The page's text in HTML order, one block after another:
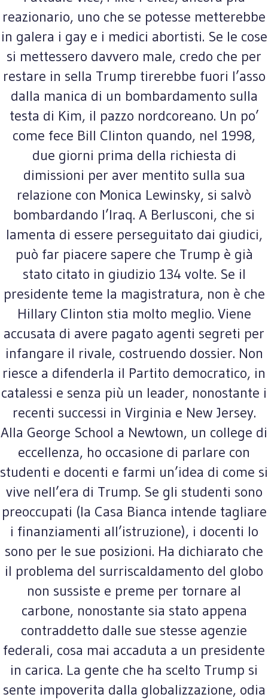
reazionario, uno che se potesse metterebbe
in galera i gay e i medici abortisti. Se le cose
si mettessero davvero male, credo che per
restare in sella Trump tirerebbe fuori l’asso
dalla manica di un bombardamento sulla
testa di Kim, il pazzo nordcoreano. Un po’
come fece Bill Clinton quando, nel 1998,
due giorni prima della richiesta di
dimissioni per aver mentito sulla sua
relazione con Monica Lewinsky, si salvò
bombardando l’Iraq. A Berlusconi, che si
lamenta di essere perseguitato dai giudici,
può far piacere sapere che Trump è già
stato citato in giudizio 134 volte. Se il
presidente teme la magistratura, non è che
Hillary Clinton stia molto meglio. Viene
accusata di avere pagato agenti segreti per
infangare il rivale, costruendo dossier. Non
riesce a difenderla il Partito democratico, in
catalessi e senza più un leader, nonostante i
recenti successi in Virginia e New Jersey.
Alla George School a Newtown, un college di
eccellenza, ho occasione di parlare con
studenti e docenti e farmi un’idea di come si
vive nell’era di Trump. Se gli studenti sono
preoccupati (la Casa Bianca intende tagliare
i finanziamenti all’istruzione), i docenti lo
sono per le sue posizioni. Ha dichiarato che
il problema del surriscaldamento del globo
non sussiste e preme per tornare al
carbone, nonostante sia stato appena
contraddetto dalle sue stesse agenzie
federali, cosa mai accaduta a un presidente
in carica. La gente che ha scelto Trump si
sente impoverita dalla globalizzazione, odia